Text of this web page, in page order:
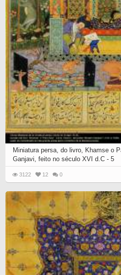
Miniatura persa, do livro, Khamse o
Ganjavi, feito no século XVI d.C - 5
3122 12 0